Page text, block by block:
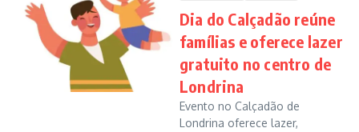
Dia do Calçadão reúne
famílias e oferece lazer
gratuito no centro de
Londrina
Evento no Calçadão de
Londrina oferece lazer,